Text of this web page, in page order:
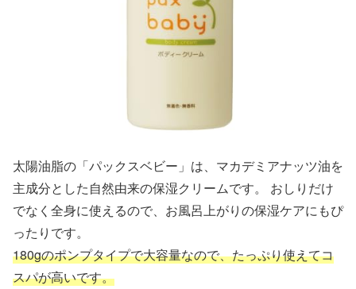
太陽油脂の「パックスベビー」は、マカデミアナッツ油を
主成分とした自然由来の保湿クリームです。 おしりだけ
でなく全身に使えるので、お風呂上がりの保湿ケアにもぴ
ったりです。
180gのポンプタイプで大容量なので、たっぷり使えてコ
スパが高いです。